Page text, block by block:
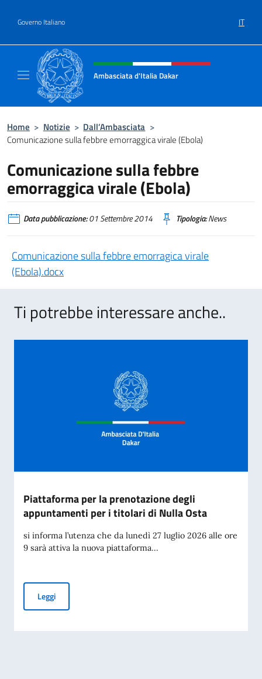
Governo Italiano IT
Intestazione sito, social e menù
Ambasciata d'Italia Dakar
Home > Notizie > Dall’Ambasciata >
Comunicazione sulla febbre emorraggica virale (Ebola)
Comunicazione sulla febbre
emorraggica virale (Ebola)
Data pubblicazione:01 Settembre 2014 Tipologia:News
Comunicazione sulla febbre emorragica virale
(Ebola).docx
Ti potrebbe interessare anche..
Piattaforma per la prenotazione degli
appuntamenti per i titolari di Nulla Osta
si informa l’utenza che da lunedì 27 luglio 2026 alle ore
9 sarà attiva la nuova piattaforma...
LeggiPiattaforma per la prenotazione degli appuntamenti per i